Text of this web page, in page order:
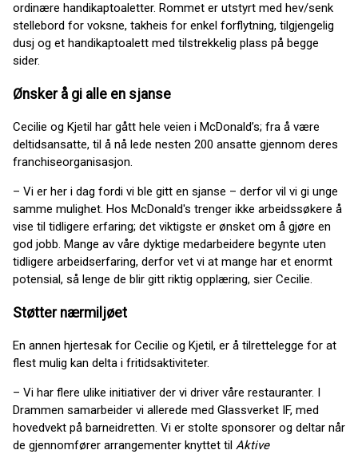
ordinære handikaptoaletter. Rommet er utstyrt med hev/senk
stellebord for voksne, takheis for enkel forflytning, tilgjengelig
dusj og et handikaptoalett med tilstrekkelig plass på begge
sider.
Ønsker å gi alle en sjanse
Cecilie og Kjetil har gått hele veien i McDonald’s; fra å være
deltidsansatte, til å nå lede nesten 200 ansatte gjennom deres
franchiseorganisasjon.
– Vi er her i dag fordi vi ble gitt en sjanse – derfor vil vi gi unge
samme mulighet. Hos McDonald's trenger ikke arbeidssøkere å
vise til tidligere erfaring; det viktigste er ønsket om å gjøre en
god jobb. Mange av våre dyktige medarbeidere begynte uten
tidligere arbeidserfaring, derfor vet vi at mange har et enormt
potensial, så lenge de blir gitt riktig opplæring, sier Cecilie.
Støtter nærmiljøet
En annen hjertesak for Cecilie og Kjetil, er å tilrettelegge for at
flest mulig kan delta i fritidsaktiviteter.
– Vi har flere ulike initiativer der vi driver våre restauranter. I
Drammen samarbeider vi allerede med Glassverket IF, med
hovedvekt på barneidretten. Vi er stolte sponsorer og deltar når
de gjennomfører arrangementer knyttet til Aktive